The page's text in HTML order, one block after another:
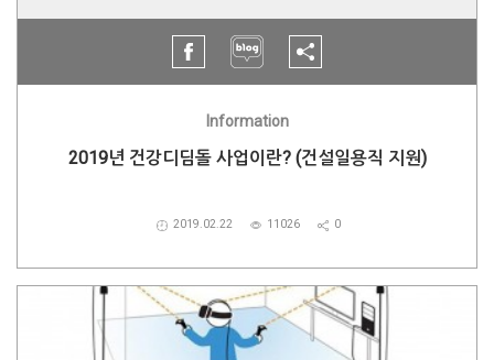
Information
2019년 건강디딤돌 사업이란? (건설일용직 지원)
2019.02.22 11026 0